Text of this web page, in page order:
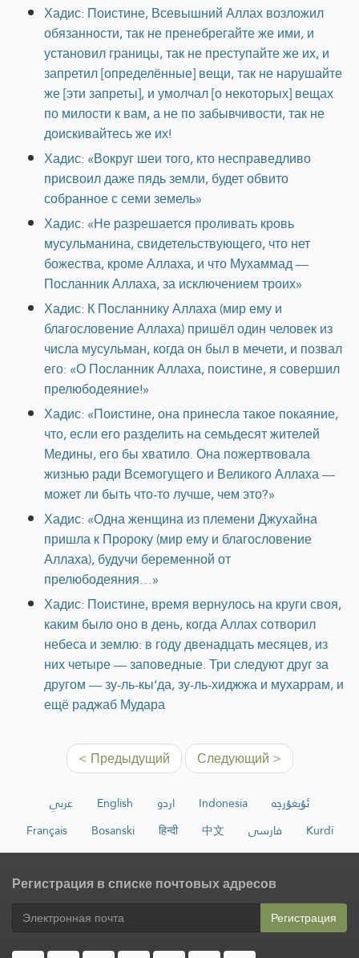
Хадис: Поистине, Всевышний Аллах возложил
обязанности, так не пренебрегайте же ими, и
установил границы, так не преступайте же их, и
запретил [определённые] вещи, так не нарушайте
же [эти запреты], и умолчал [о некоторых] вещах
по милости к вам, а не по забывчивости, так не
доискивайтесь же их!
Хадис: «Вокруг шеи того, кто несправедливо
присвоил даже пядь земли, будет обвито
собранное с семи земель»
Хадис: «Не разрешается проливать кровь
мусульманина, свидетельствующего, что нет
божества, кроме Аллаха, и что Мухаммад —
Посланник Аллаха, за исключением троих»
Хадис: К Посланнику Аллаха (мир ему и
благословение Аллаха) пришёл один человек из
числа мусульман, когда он был в мечети, и позвал
его: «О Посланник Аллаха, поистине, я совершил
прелюбодеяние!»
Хадис: «Поистине, она принесла такое покаяние,
что, если его разделить на семьдесят жителей
Медины, его бы хватило. Она пожертвовала
жизнью ради Всемогущего и Великого Аллаха —
может ли быть что-то лучше, чем это?»
Хадис: «Одна женщина из племени Джухайна
пришла к Пророку (мир ему и благословение
Аллаха), будучи беременной от
прелюбодеяния…»
Хадис: Поистине, время вернулось на круги своя,
каким было оно в день, когда Аллах сотворил
небеса и землю: в году двенадцать месяцев, из
них четыре — заповедные. Три следуют друг за
другом — зу-ль-кы‘да, зу-ль-хиджжа и мухаррам, и
ещё раджаб Мудара
< Предыдущий Следующий >
عربي English اردو Indonesia
ئۇيغۇرچە
Français
Bosanski हिन्दी 中文 فارسی Kurdî
Регистрация в списке почтовых адресов
Регистрация